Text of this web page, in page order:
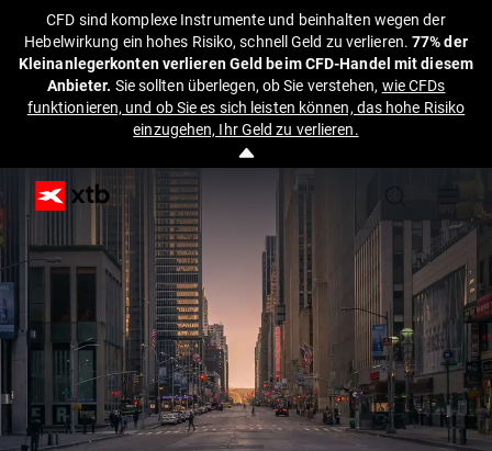
CFD sind komplexe Instrumente und beinhalten wegen der
Hebelwirkung ein hohes Risiko, schnell Geld zu verlieren.77% der
Kleinanlegerkonten verlieren Geld beim CFD-Handel mit diesem
Anbieter. Sie sollten überlegen, ob Sie verstehen, wie CFDs
funktionieren, und ob Sie es sich leisten können, das hohe Risiko
einzugehen, Ihr Geld zu verlieren.